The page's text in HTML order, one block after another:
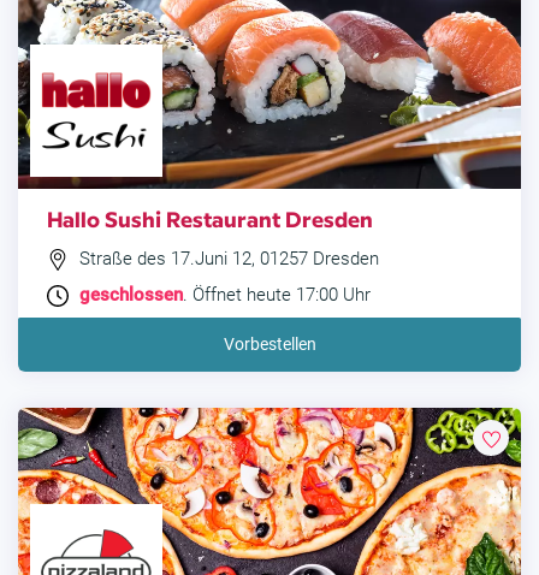
Hallo Sushi Restaurant Dresden
Straße des 17.Juni 12, 01257 Dresden
geschlossen. Öffnet heute 17:00 Uhr
Vorbestellen